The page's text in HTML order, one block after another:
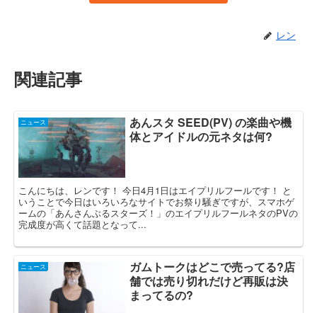
レン
関連記事
ニュース
あんスタ SEED(PV) の楽曲や機
体とアイドルの元ネタは何?
こんにちは、レンです！ 今日4月1日はエイプリルフールです！ と
いうことで今日はいろいろなサイトでお祭り騒ぎですが、スマホゲ
ームの「あんさんぶるスターズ！」のエイプリルフールネタのPVの
完成度が高くて話題となって...
ニュース
ガムトークはどこで売ってる?店
舗では売り切れだけど再販は決
まってるの?